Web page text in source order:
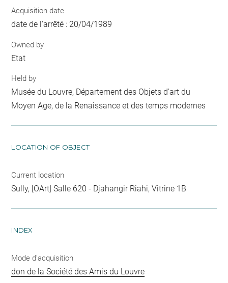
Acquisition date
date de l'arrêté : 20/04/1989
Owned by
Etat
Held by
Musée du Louvre, Département des Objets d'art du
Moyen Age, de la Renaissance et des temps modernes
LOCATION OF OBJECT
Current location
Sully, [OArt] Salle 620 - Djahangir Riahi, Vitrine 1B
INDEX
Mode d'acquisition
don de la Société des Amis du Louvre